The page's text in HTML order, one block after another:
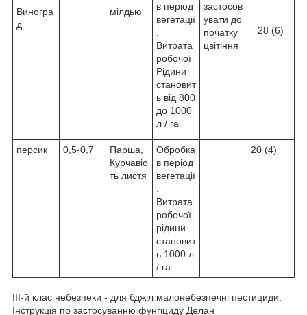
Виногра
д
мілдью
в період
вегетації
.
Витрата
робочої
Рідини
становит
ь від 800
до 1000
л / га
застосов
увати до
початку
цвітіння
28 (6)
персик 0,5-0,7
Парша,
Курчавіс
ть листя
Обробка
в період
вегетації
.
Витрата
робочої
рідини
становит
ь 1000 л
/ га
20 (4)
ІІІ-й клас небезпеки - для бджіл малонебезпечні пестициди.
Інструкція по застосуванню фунгіциду Делан